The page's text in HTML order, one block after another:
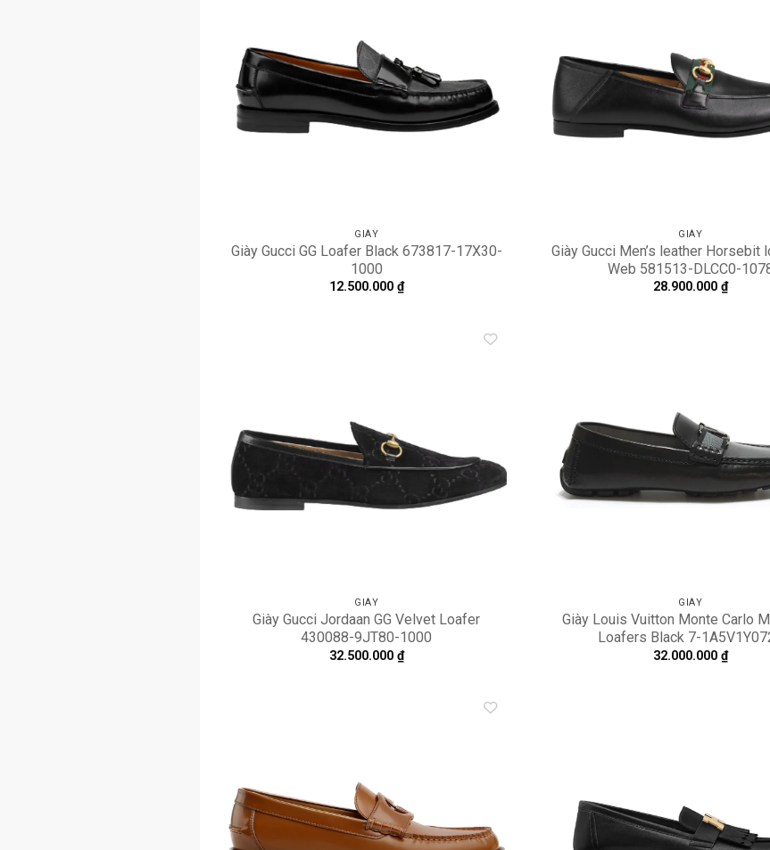
GIÀY
Giày Gucci GG Loafer Black 673817-17X30-
1000
12.500.000 ₫
GIÀY
Giày Gucci Men’s leather Horsebit
Web 581513-DLCC0-
28.900.000 ₫
GIÀY
Giày Gucci Jordaan GG Velvet Loafer
‎430088-9JT80-1000
32.500.000 ₫
GIÀY
Giày Louis Vuitton Monte Carlo
Loafers Black 7-
32.000.000 ₫